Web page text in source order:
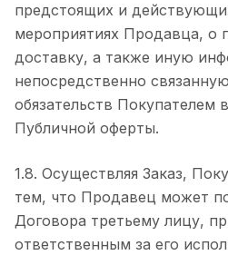
предстоящих и
мероприятиях Продавца, о
доставку, а также иную
непосредственно
обязательств Покупателем
Публичной оферты.
1.8. Осуществляя Заказ,
тем, что Продавец может
Договора третьему лицу,
ответственным за его